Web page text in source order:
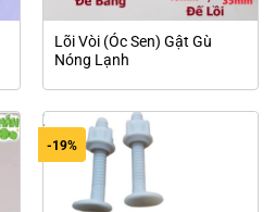
Lõi Vòi (Óc Sen) Gật Gù
Nóng Lạnh
-19%